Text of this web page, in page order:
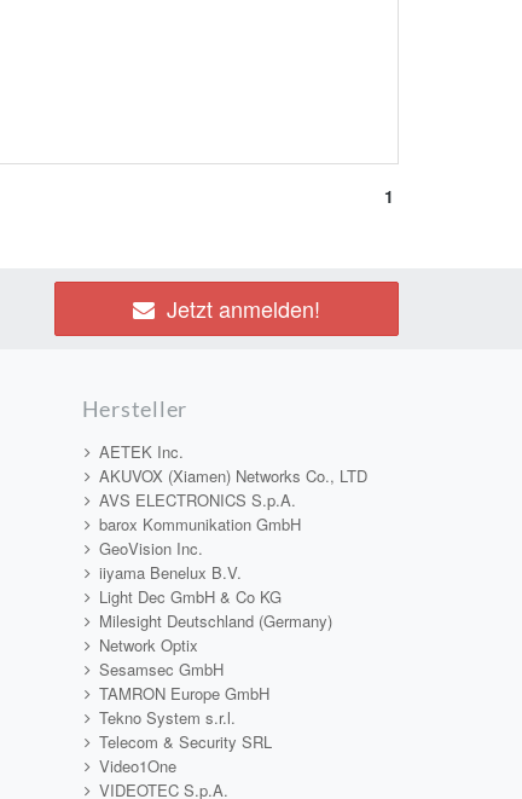
1
Jetzt anmelden!
Hersteller
AETEK Inc.
AKUVOX (Xiamen) Networks Co., LTD
AVS ELECTRONICS S.p.A.
barox Kommunikation GmbH
GeoVision Inc.
iiyama Benelux B.V.
Light Dec GmbH & Co KG
Milesight Deutschland (Germany)
Network Optix
Sesamsec GmbH
TAMRON Europe GmbH
Tekno System s.r.l.
Telecom & Security SRL
Video1One
VIDEOTEC S.p.A.